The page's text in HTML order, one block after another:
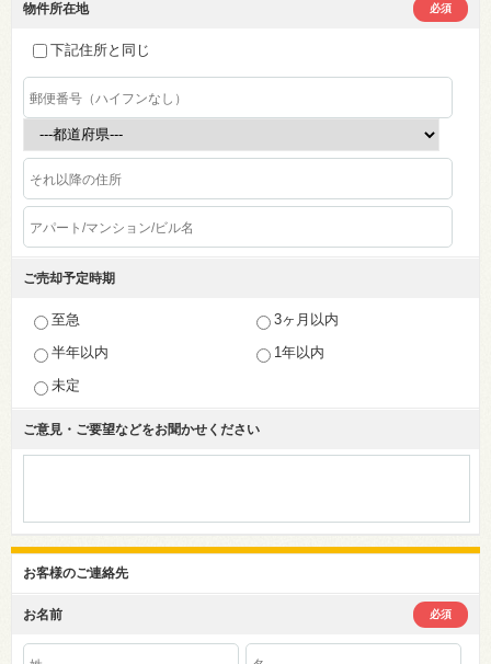
物件所在地 必須
下記住所と同じ
ご売却予定時期
至急
3ヶ月以内
半年以内
1年以内
未定
ご意見・ご要望などをお聞かせください
お客様のご連絡先
お名前 必須